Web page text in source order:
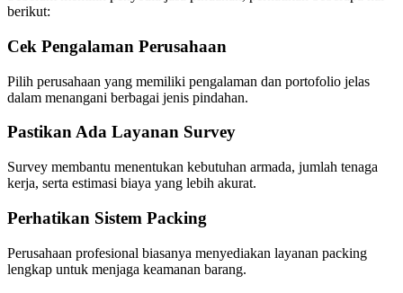
berikut:
Cek Pengalaman Perusahaan
Pilih perusahaan yang memiliki pengalaman dan portofolio jelas
dalam menangani berbagai jenis pindahan.
Pastikan Ada Layanan Survey
Survey membantu menentukan kebutuhan armada, jumlah tenaga
kerja, serta estimasi biaya yang lebih akurat.
Perhatikan Sistem Packing
Perusahaan profesional biasanya menyediakan layanan packing
lengkap untuk menjaga keamanan barang.